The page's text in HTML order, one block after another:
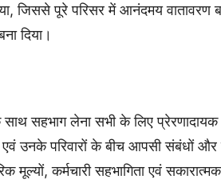
जिससे पूरे परिसर में आनंदमय वातावरण
दिया।
साथ सहभाग लेना सभी के लिए
एवं उनके परिवारों के बीच आपसी
मूल्यों, कर्मचारी सहभागिता एवं